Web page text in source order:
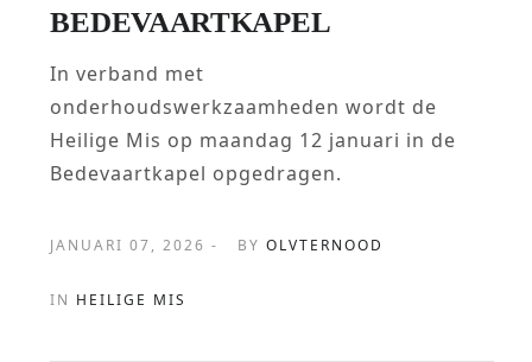
BEDEVAARTKAPEL
In verband met
onderhoudswerkzaamheden wordt de
Heilige Mis op maandag 12 januari in de
Bedevaartkapel opgedragen.
JANUARI 07, 2026 - BYOLVTERNOOD
IN HEILIGE MIS